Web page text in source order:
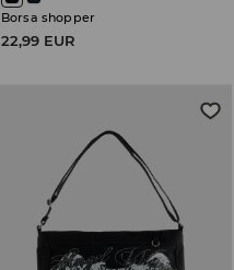
Borsa shopper
22,99 EUR